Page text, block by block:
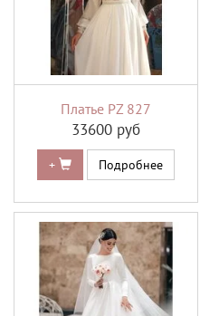
Платье PZ 827
33600 руб
+ Подробнее